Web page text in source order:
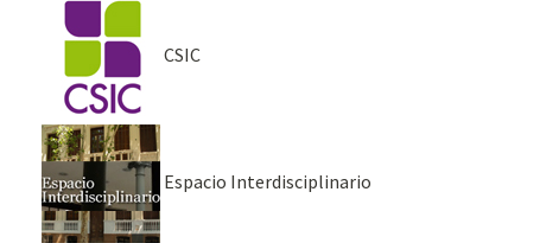
CSIC
Espacio Interdisciplinario